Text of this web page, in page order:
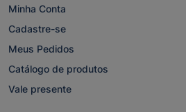
Minha Conta
Cadastre-se
Meus Pedidos
Catálogo de produtos
Vale presente